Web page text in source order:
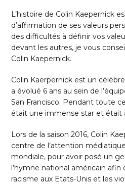
L’histoire de Colin Kaepernick
d’affirmation de ses valeurs
des difficultés à définir vos
devant les autres, je vous
Colin Kaepernick.
Colin Kaerpernick est un
a évolué 6 ans au sein de
San Francisco. Pendant toute
était une immense star et était
Lors de la saison 2016, Colin
centre de l’attention
mondiale, pour avoir posé un
l’hymne national américain
racisme aux Etats-Unis et les